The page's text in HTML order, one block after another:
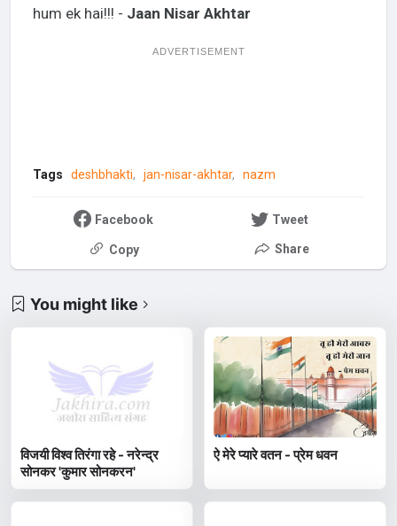
hum ek hai!!! - Jaan Nisar Akhtar
ADVERTISEMENT
Tags deshbhakti jan-nisar-akhtar nazm
Facebook Tweet
Copy Share
You might like
विजयी विश्व तिरंगा रहे - नरेन्द्र
सोनकर 'कुमार सोनकरन'
ऐ मेरे प्यारे वतन - प्रेम धवन